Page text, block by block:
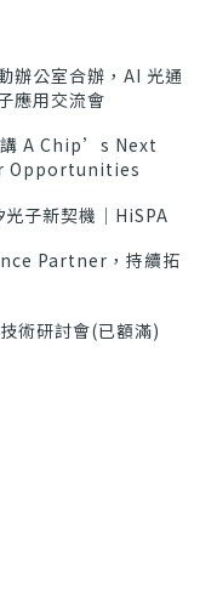
辦公室合辦，AI 光通
應用交流會
講 A Chip’s Next
Opportunities
光子新契機｜HiSPA
Partner，持續拓
術研討會(已額滿)